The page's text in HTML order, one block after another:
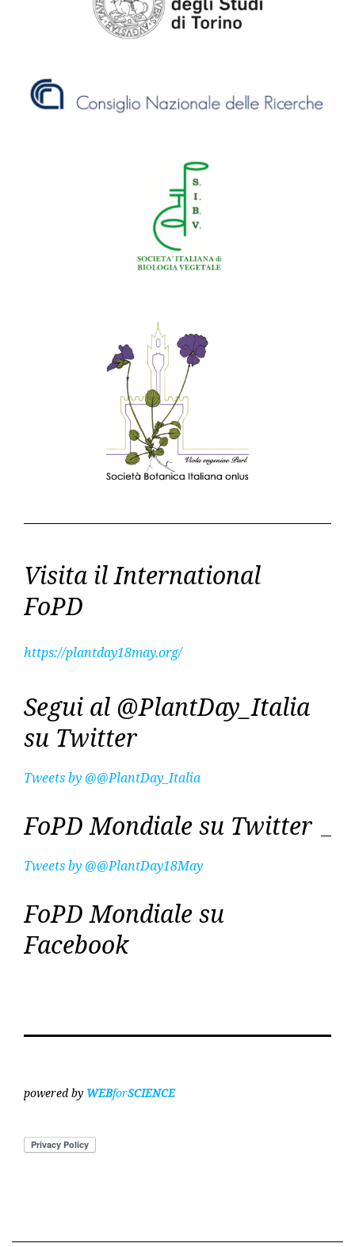
Visita il International
FoPD
https://plantday18may.org/
Segui al @PlantDay_Italia
su Twitter
Tweets by @@PlantDay_Italia
FoPD Mondiale su Twitter
Tweets by @@PlantDay18May
FoPD Mondiale su
Facebook
powered by WEBforSCIENCE